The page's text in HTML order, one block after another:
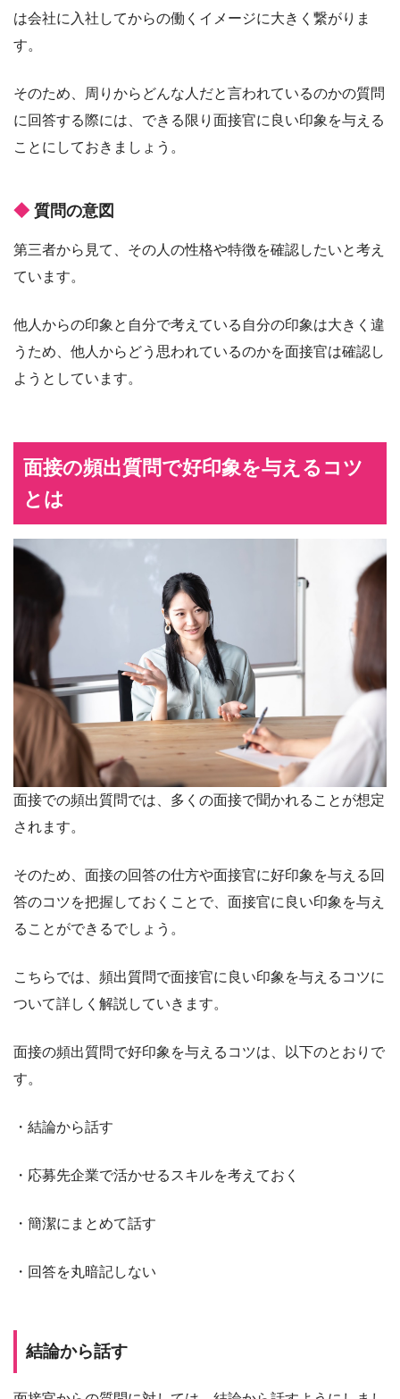
は会社に入社してからの働くイメージに大きく繋がりま
す。
そのため、周りからどんな人だと言われているのかの質問
に回答する際には、できる限り面接官に良い印象を与える
ことにしておきましょう。
質問の意図
第三者から見て、その人の性格や特徴を確認したいと考え
ています。
他人からの印象と自分で考えている自分の印象は大きく違
うため、他人からどう思われているのかを面接官は確認し
ようとしています。
面接の頻出質問で好印象を与えるコツ
とは
面接での頻出質問では、多くの面接で聞かれることが想定
されます。
そのため、面接の回答の仕方や面接官に好印象を与える回
答のコツを把握しておくことで、面接官に良い印象を与え
ることができるでしょう。
こちらでは、頻出質問で面接官に良い印象を与えるコツに
ついて詳しく解説していきます。
面接の頻出質問で好印象を与えるコツは、以下のとおりで
す。
・結論から話す
・応募先企業で活かせるスキルを考えておく
・簡潔にまとめて話す
・回答を丸暗記しない
結論から話す